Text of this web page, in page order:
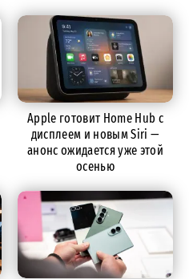
Apple готовит Home Hub с
дисплеем и новым Siri —
анонс ожидается уже этой
осенью